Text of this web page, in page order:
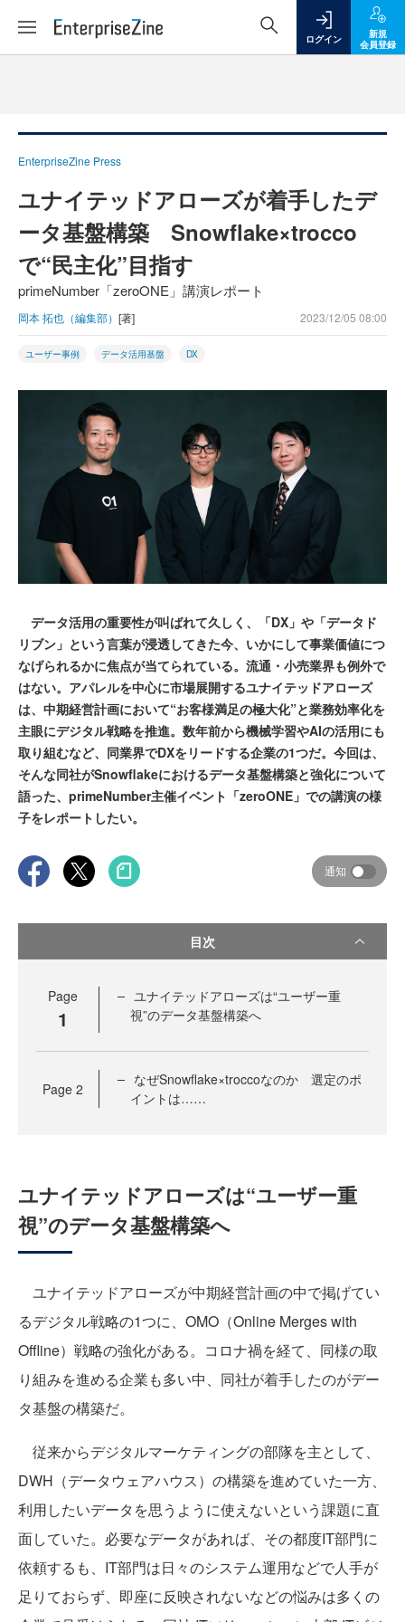
ログイン
新規
会員登録
EnterpriseZine Press
ユナイテッドアローズが着手したデ
ータ基盤構築 Snowflake×trocco
で“民主化”目指す
primeNumber「zeroONE」講演レポート
岡本 拓也（編集部） [著] 2023/12/05 08:00
ユーザー事例 データ活用基盤 DX
データ活用の重要性が叫ばれて久しく、「DX」や「データド
リブン」という言葉が浸透してきた今、いかにして事業価値につ
なげられるかに焦点が当てられている。流通・小売業界も例外で
はない。アパレルを中心に市場展開するユナイテッドアローズ
は、中期経営計画において“お客様満足の極大化”と業務効率化を
主眼にデジタル戦略を推進。数年前から機械学習やAIの活用にも
取り組むなど、同業界でDXをリードする企業の1つだ。今回は、
そんな同社がSnowflakeにおけるデータ基盤構築と強化について
語った、primeNumber主催イベント「zeroONE」での講演の様
子をレポートしたい。
通知
目次
Page
1
ユナイテッドアローズは“ユーザー重
視”のデータ基盤構築へ
Page 2
なぜSnowflake×troccoなのか 選定のポ
イントは……
ユナイテッドアローズは“ユーザー重
視”のデータ基盤構築へ
ユナイテッドアローズが中期経営計画の中で掲げてい
るデジタル戦略の1つに、OMO（Online Merges with
Offline）戦略の強化がある。コロナ禍を経て、同様の取
り組みを進める企業も多い中、同社が着手したのがデー
タ基盤の構築だ。
従来からデジタルマーケティングの部隊を主として、
DWH（データウェアハウス）の構築を進めていた一方、
利用したいデータを思うように使えないという課題に直
面していた。必要なデータがあれば、その都度IT部門に
依頼するも、IT部門は日々のシステム運用などで人手が
足りておらず、即座に反映されないなどの悩みは多くの